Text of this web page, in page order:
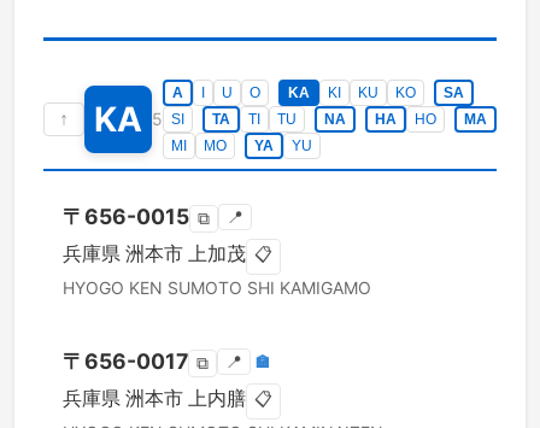
↑ KA 5
A U O KA KI KU KO
SA
SI
TA TI TU NA HA HO
MA
MI
MO YA YU
〒656-0015 ⧉ 📍
兵庫県 洲本市 上加茂 📋
HYOGO KEN SUMOTO SHI KAMIGAMO
〒656-0017 ⧉ 📍 🏣
兵庫県 洲本市 上内膳 📋